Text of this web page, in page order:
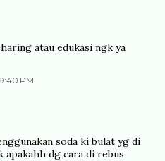
atau edukasi ngk ya
PM
soda ki bulat yg di
dg cara di rebus